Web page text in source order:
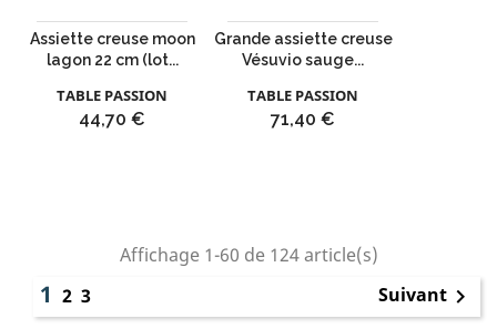
Assiette creuse moon
lagon 22 cm (lot...
TABLE PASSION
Prix
44,70 €
Grande assiette creuse
Vésuvio sauge...
TABLE PASSION
Prix
71,40 €
Affichage 1-60 de 124 article(s)
1 2 3 Suivant 